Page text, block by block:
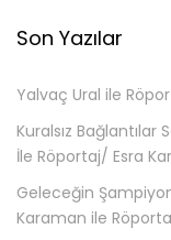
Son Yazılar
Yalvaç Ural ile
Kuralsız Bağlantılar
İle Röportaj/ Esra
Geleceğin
Karaman ile